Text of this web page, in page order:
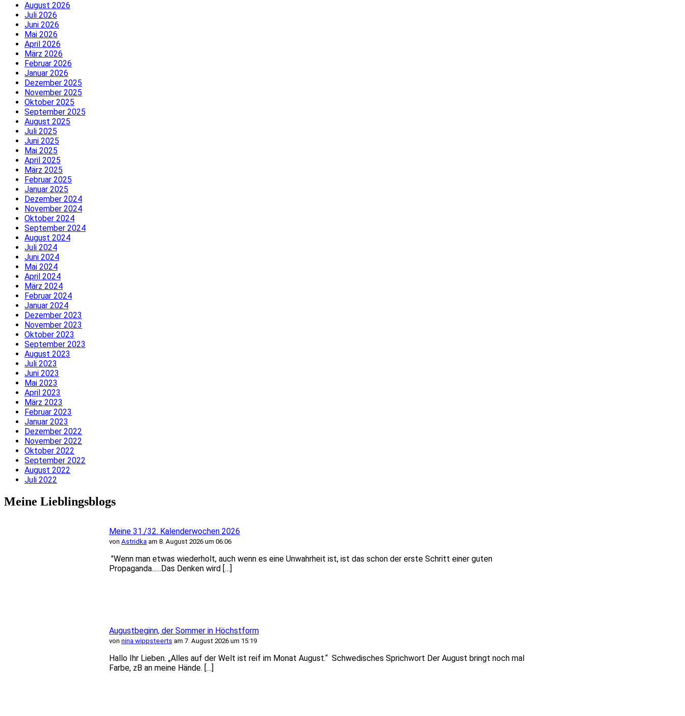
August 2026
Juli 2026
Juni 2026
Mai 2026
April 2026
März 2026
Februar 2026
Januar 2026
Dezember 2025
November 2025
Oktober 2025
September 2025
August 2025
Juli 2025
Juni 2025
Mai 2025
April 2025
März 2025
Februar 2025
Januar 2025
Dezember 2024
November 2024
Oktober 2024
September 2024
August 2024
Juli 2024
Juni 2024
Mai 2024
April 2024
März 2024
Februar 2024
Januar 2024
Dezember 2023
November 2023
Oktober 2023
September 2023
August 2023
Juli 2023
Juni 2023
Mai 2023
April 2023
März 2023
Februar 2023
Januar 2023
Dezember 2022
November 2022
Oktober 2022
September 2022
August 2022
Juli 2022
Meine Lieblingsblogs
Meine 31./32. Kalenderwochen 2026
von Astridka am 8. August 2026 um 06:06
"Wenn man etwas wiederholt, auch wenn es eine Unwahrheit ist, ist das schon der erste Schritt einer guten
Propaganda......Das Denken wird […]
Augustbeginn, der Sommer in Höchstform
von nina wippsteerts am 7. August 2026 um 15:19
Hallo Ihr Lieben. „Alles auf der Welt ist reif im Monat August.“ Schwedisches Sprichwort Der August bringt noch mal
Farbe, zB an meine Hände. […]